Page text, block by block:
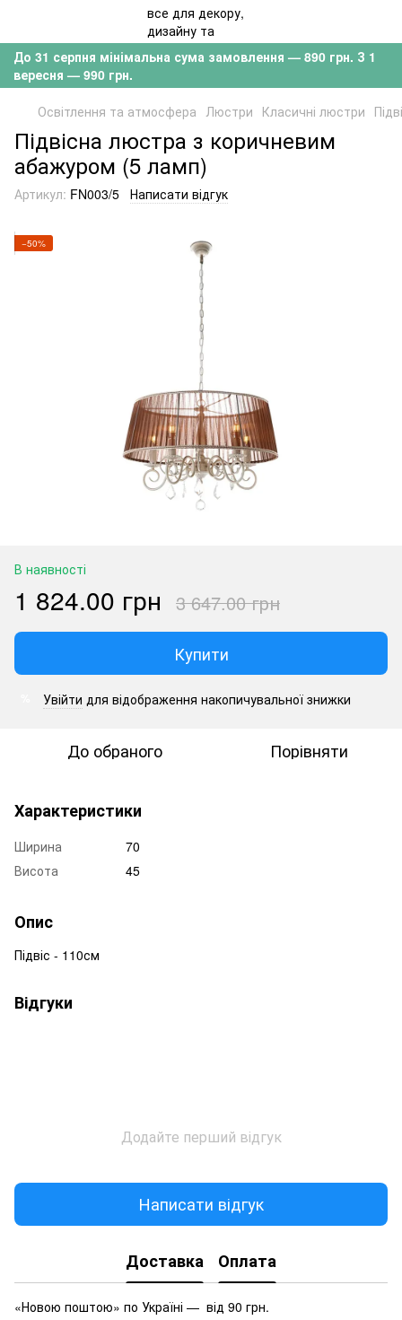
До 31 серпня мінімальна сума замовлення — 890 грн. З 1
вересня — 990 грн.
Освітлення та атмосфера Люстри Класичні люстри
Підвісна люстра з коричневим
абажуром (5 ламп)
Артикул: FN003/5 Написати відгук
−50%
В наявності
1 824.00 грн 3 647.00 грн
Купити
Увійти для відображення накопичувальної знижки
До обраного Порівняти
Характеристики
Ширина
70
Висота
45
Опис
Підвіс - 110см
Відгуки
Додайте перший відгук
Написати відгук
Доставка Оплата
«Новою поштою» по Україні — від 90 грн.